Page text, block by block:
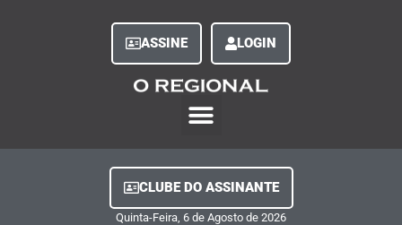
ASSINE LOGIN
CLUBE DO ASSINANTE
Quinta-Feira, 6 de Agosto de 2026